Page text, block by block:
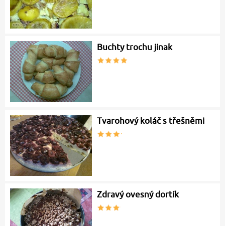
Buchty trochu jinak
Tvarohový koláč s třešněmi
Zdravý ovesný dortík